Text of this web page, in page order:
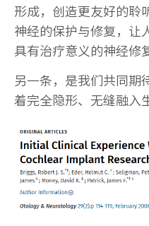
形成，创造更友好的聆
神经的保护与修复，让
具有治疗意义的神经修
另一条，是我们共同期
着完全隐形、无缝融入